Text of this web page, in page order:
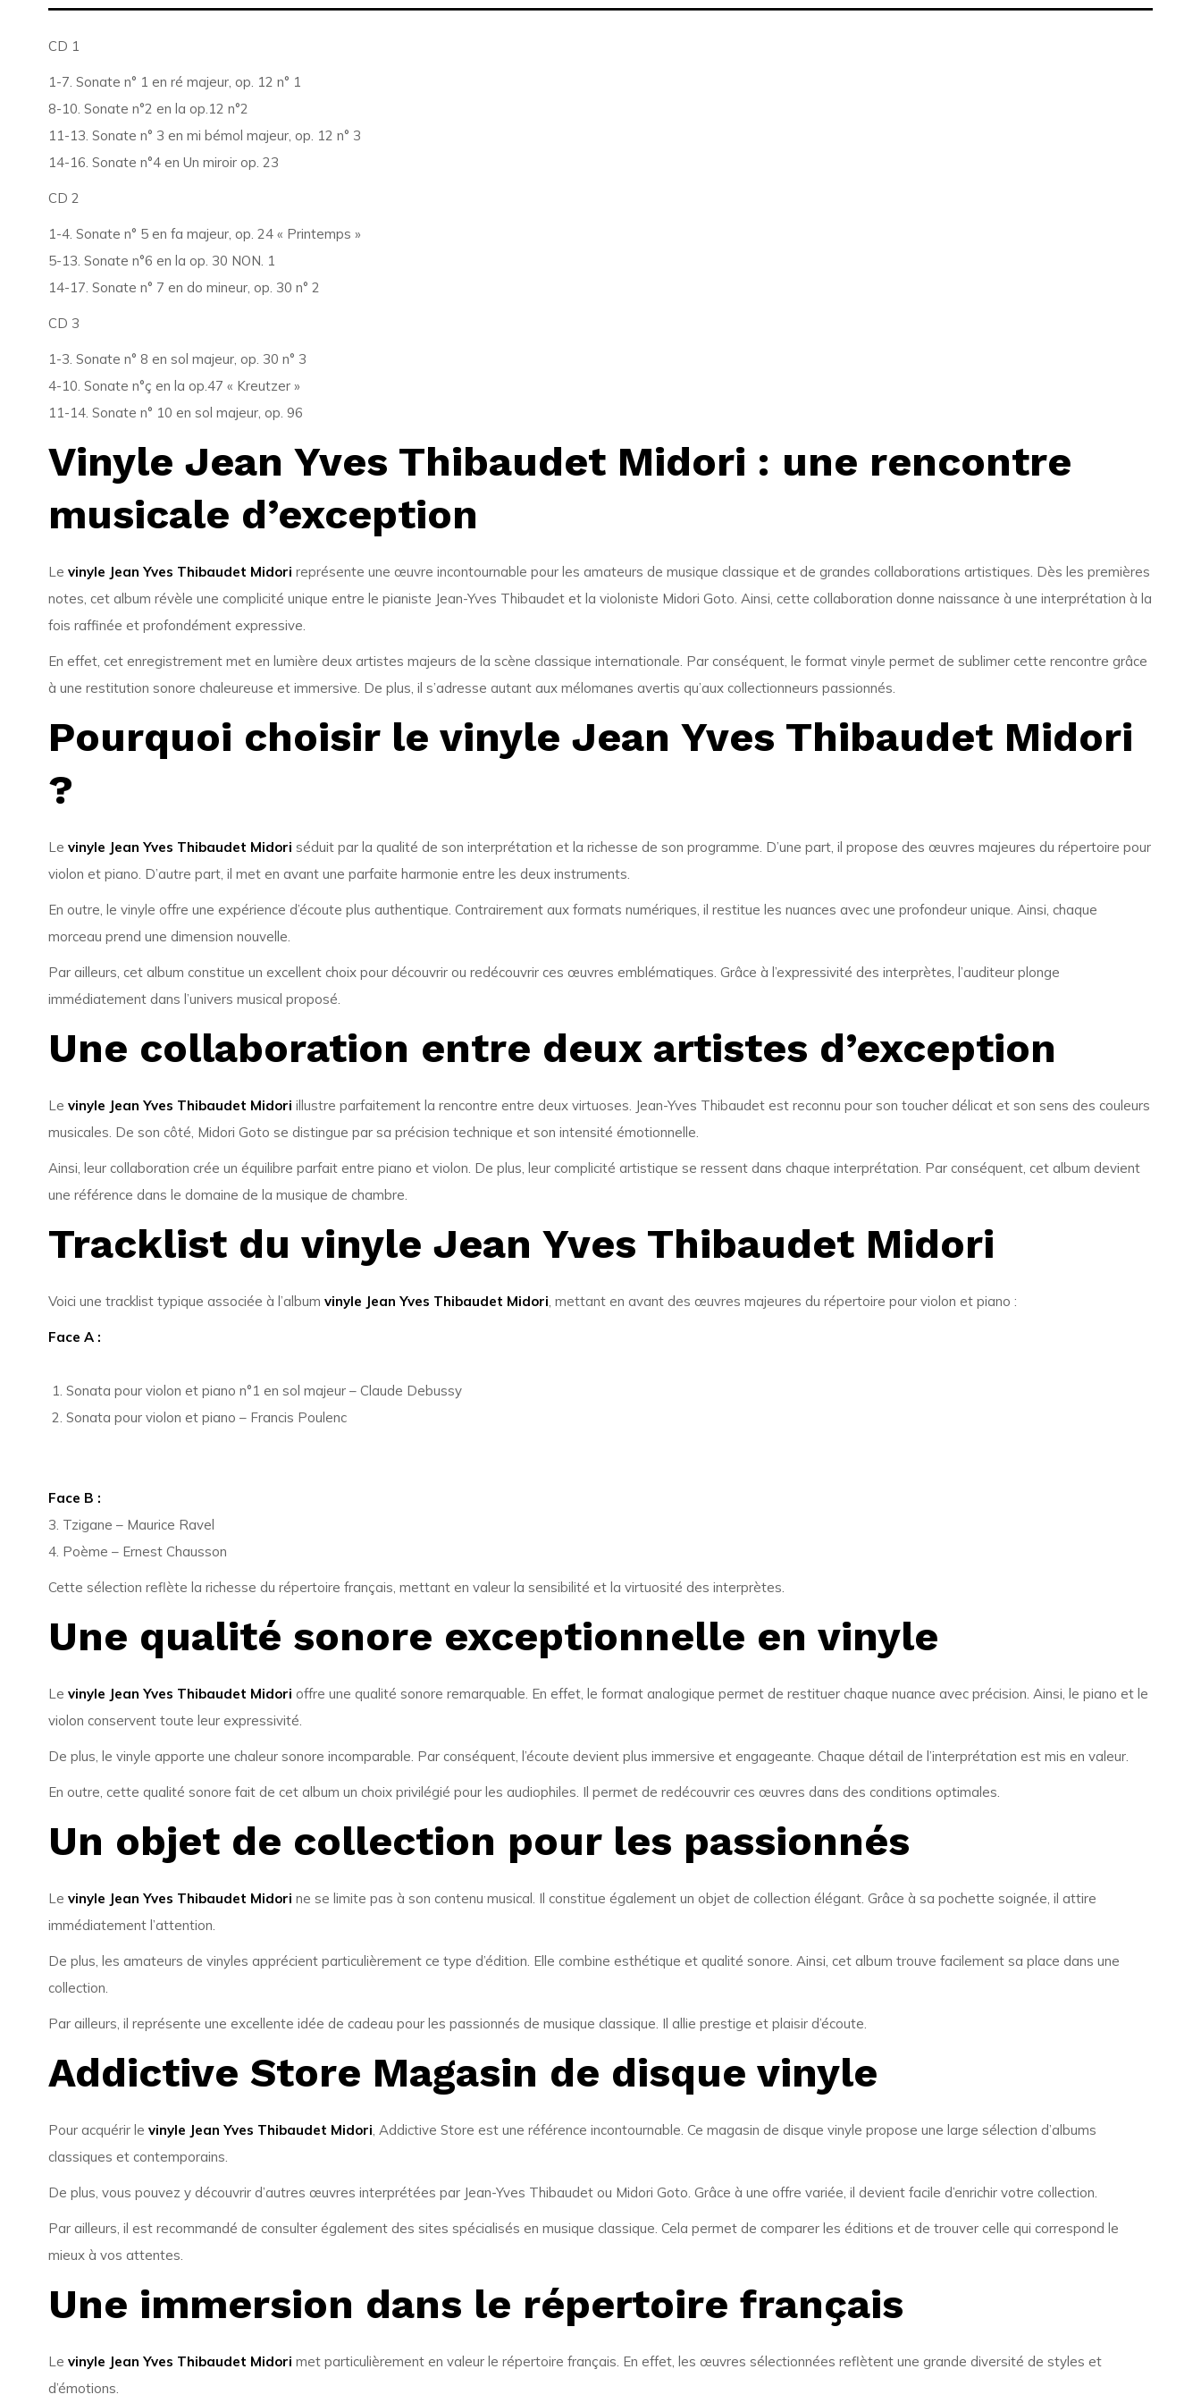
CD 1
1-7. Sonate n° 1 en ré majeur, op. 12 n° 1
8-10. Sonate n°2 en la op.12 n°2
11-13. Sonate n° 3 en mi bémol majeur, op. 12 n° 3
14-16. Sonate n°4 en Un miroir op. 23
CD 2
1-4. Sonate n° 5 en fa majeur, op. 24 « Printemps »
5-13. Sonate n°6 en la op. 30 NON. 1
14-17. Sonate n° 7 en do mineur, op. 30 n° 2
CD 3
1-3. Sonate n° 8 en sol majeur, op. 30 n° 3
4-10. Sonate n°ç en la op.47 « Kreutzer »
11-14. Sonate n° 10 en sol majeur, op. 96
Vinyle Jean Yves Thibaudet Midori : une rencontre
musicale d’exception
Le vinyle Jean Yves Thibaudet Midori représente une œuvre incontournable pour les amateurs de musique classique et de grandes collaborations artistiques. Dès les premières
notes, cet album révèle une complicité unique entre le pianiste Jean-Yves Thibaudetet la violoniste Midori Goto. Ainsi, cette collaboration donne naissance à une interprétation à la
fois raffinée et profondément expressive.
En effet, cet enregistrement met en lumière deux artistes majeurs de la scène classique internationale. Par conséquent, le format vinyle permet de sublimer cette rencontre grâce
à une restitution sonore chaleureuse et immersive. De plus, il s’adresse autant aux mélomanes avertis qu’aux collectionneurs passionnés.
Pourquoi choisir le vinyle Jean Yves Thibaudet Midori
?
Le vinyle Jean Yves Thibaudet Midori séduit par la qualité de son interprétation et la richesse de son programme. D’une part, il propose des œuvres majeures du répertoire pour
violon et piano. D’autre part, il met en avant une parfaite harmonie entre les deux instruments.
En outre, le vinyle offre une expérience d’écoute plus authentique. Contrairement aux formats numériques, il restitue les nuances avec une profondeur unique. Ainsi, chaque
morceau prend une dimension nouvelle.
Par ailleurs, cet album constitue un excellent choix pour découvrir ou redécouvrir ces œuvres emblématiques. Grâce à l’expressivité des interprètes, l’auditeur plonge
immédiatement dans l’univers musical proposé.
Une collaboration entre deux artistes d’exception
Le vinyle Jean Yves Thibaudet Midori illustre parfaitement la rencontre entre deux virtuoses. Jean-Yves Thibaudetest reconnu pour son toucher délicat et son sens des couleurs
musicales. De son côté, Midori Goto se distingue par sa précision technique et son intensité émotionnelle.
Ainsi, leur collaboration crée un équilibre parfait entre piano et violon. De plus, leur complicité artistique se ressent dans chaque interprétation. Par conséquent, cet album devient
une référence dans le domaine de la musique de chambre.
Tracklist du vinyle Jean Yves Thibaudet Midori
Voici une tracklist typique associée à l’album vinyle Jean Yves Thibaudet Midori, mettant en avant des œuvres majeures du répertoire pour violon et piano :
Face A :
Sonata pour violon et piano n°1 en sol majeur – Claude Debussy
Sonata pour violon et piano – Francis Poulenc
Face B :
3. Tzigane – Maurice Ravel
4. Poème – Ernest Chausson
Cette sélection reflète la richesse du répertoire français, mettant en valeur la sensibilité et la virtuosité des interprètes.
Une qualité sonore exceptionnelle en vinyle
Le vinyle Jean Yves Thibaudet Midori offre une qualité sonore remarquable. En effet, le format analogique permet de restituer chaque nuance avec précision. Ainsi, le piano et le
violon conservent toute leur expressivité.
De plus, le vinyle apporte une chaleur sonore incomparable. Par conséquent, l’écoute devient plus immersive et engageante. Chaque détail de l’interprétation est mis en valeur.
En outre, cette qualité sonore fait de cet album un choix privilégié pour les audiophiles. Il permet de redécouvrir ces œuvres dans des conditions optimales.
Un objet de collection pour les passionnés
Le vinyle Jean Yves Thibaudet Midori ne se limite pas à son contenu musical. Il constitue également un objet de collection élégant. Grâce à sa pochette soignée, il attire
immédiatement l’attention.
De plus, les amateurs de vinyles apprécient particulièrement ce type d’édition. Elle combine esthétique et qualité sonore. Ainsi, cet album trouve facilement sa place dans une
collection.
Par ailleurs, il représente une excellente idée de cadeau pour les passionnés de musique classique. Il allie prestige et plaisir d’écoute.
Addictive Store Magasin de disque vinyle
Pour acquérir le vinyle Jean Yves Thibaudet Midori, Addictive Store est une référence incontournable. Ce magasin de disque vinyle propose une large sélection d’albums
classiques et contemporains.
De plus, vous pouvez y découvrir d’autres œuvres interprétées par Jean-Yves Thibaudetou Midori Goto. Grâce à une offre variée, il devient facile d’enrichir votre collection.
Par ailleurs, il est recommandé de consulter également des sites spécialisés en musique classique. Cela permet de comparer les éditions et de trouver celle qui correspond le
mieux à vos attentes.
Une immersion dans le répertoire français
Le vinyle Jean Yves Thibaudet Midori met particulièrement en valeur le répertoire français. En effet, les œuvres sélectionnées reflètent une grande diversité de styles et
d’émotions.